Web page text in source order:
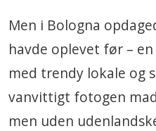
Men i Bologna
havde oplevet før –
med trendy lokale og
vanvittigt fotogen
men uden